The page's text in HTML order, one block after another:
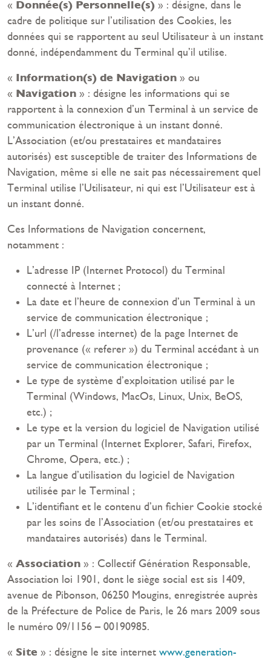
« Donnée(s) Personnelle(s) » : désigne, dans le
cadre de politique sur l’utilisation des Cookies, les
données qui se rapportent au seul Utilisateur à un instant
donné, indépendamment du Terminal qu’il utilise.
« Information(s) de Navigation » ou
« Navigation » : désigne les informations qui se
rapportent à la connexion d’un Terminal à un service de
communication électronique à un instant donné.
L’Association (et/ou prestataires et mandataires
autorisés) est susceptible de traiter des Informations de
Navigation, même si elle ne sait pas nécessairement quel
Terminal utilise l’Utilisateur, ni qui est l’Utilisateur est à
un instant donné.
Ces Informations de Navigation concernent,
notamment :
L’adresse IP (Internet Protocol) du Terminal
connecté à Internet ;
La date et l’heure de connexion d’un Terminal à un
service de communication électronique ;
L’url (/l’adresse internet) de la page Internet de
provenance (« referer ») du Terminal accédant à un
service de communication électronique ;
Le type de système d’exploitation utilisé par le
Terminal (Windows, MacOs, Linux, Unix, BeOS,
etc.) ;
Le type et la version du logiciel de Navigation utilisé
par un Terminal (Internet Explorer, Safari, Firefox,
Chrome, Opera, etc.) ;
La langue d’utilisation du logiciel de Navigation
utilisée par le Terminal ;
L’identifiant et le contenu d’un fichier Cookie stocké
par les soins de l’Association (et/ou prestataires et
mandataires autorisés) dans le Terminal.
« Association » : Collectif Génération Responsable,
Association loi 1901, dont le siège social est sis 1409,
avenue de Pibonson, 06250 Mougins, enregistrée auprès
de la Préfecture de Police de Paris, le 26 mars 2009 sous
le numéro 09/1156 – 00190985.
« Site » : désigne le site internet www.generation-